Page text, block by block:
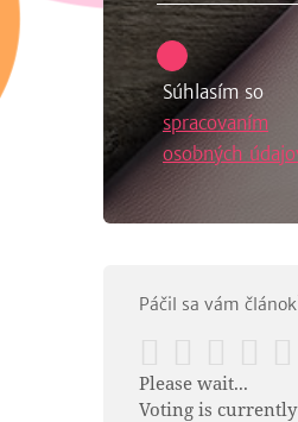
Súhlasím so
spracovaním
osobných
Páčil sa vám
Please wait...
Voting is